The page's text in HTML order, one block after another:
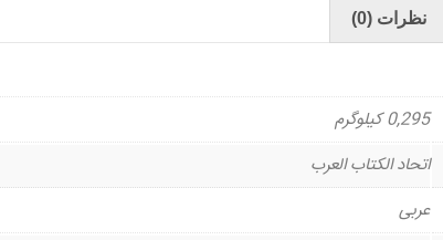
نظرات (0)
0,295 کیلوگرم
اتحاد الکتاب العرب
عربی